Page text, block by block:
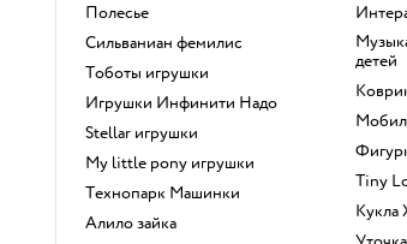
Полесье
Сильваниан фемилис
Тоботы игрушки
Игрушки Инфинити Надо
Stellar игрушки
my little pony игрушки
Технопарк Машинки
Алило зайка
Музыкальные инструменты для
детей
Tiny
Кукла